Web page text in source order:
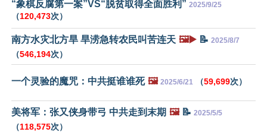
“象棋反腐第一案”VS“脱贫取得全面胜利” 2025/9/25
（120,473次）
南方水灾北方旱 旱涝急转农民叫苦连天 🖼️▶️ 📝 2025/8/7
（546,194次）
一个灵验的魔咒：中共挺谁谁死 🖼️ 2025/6/21 （59,699次）
美将军：张又侠身带弓 中共走到末期 🖼️📝 2025/5/5
（118,575次）